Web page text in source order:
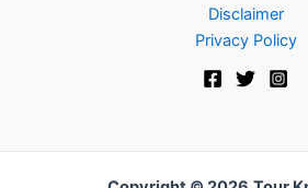
Disclaimer
Privacy Policy